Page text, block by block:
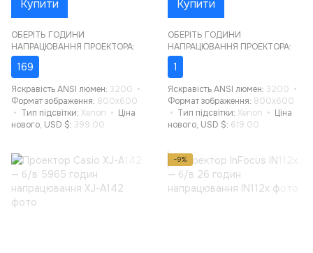
Купити
ОБЕРІТЬ ГОДИНИ
НАПРАЦЮВАННЯ ПРОЕКТОРА:
169
Яскравість ANSI люмен 3200
Формат зображення 800x600
Тип підсвітки Xenon
Ціна
нового, USD $ 399.00
Купити
ОБЕРІТЬ ГОДИНИ
НАПРАЦЮВАННЯ ПРОЕКТОРА:
1
Яскравість ANSI люмен 3200
Формат зображення 800x600
Тип підсвітки Xenon
Ціна
нового, USD $ 619.00
−9%